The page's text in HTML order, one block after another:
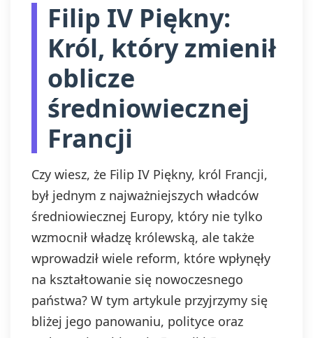
Filip IV Piękny:
Król, który zmienił
oblicze
średniowiecznej
Francji
Czy wiesz, że Filip IV Piękny, król Francji,
był jednym z najważniejszych władców
średniowiecznej Europy, który nie tylko
wzmocnił władzę królewską, ale także
wprowadził wiele reform, które wpłynęły
na kształtowanie się nowoczesnego
państwa? W tym artykule przyjrzymy się
bliżej jego panowaniu, polityce oraz